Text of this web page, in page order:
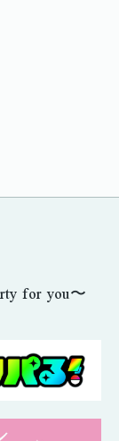
for you〜